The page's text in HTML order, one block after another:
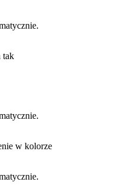
tak
w kolorze